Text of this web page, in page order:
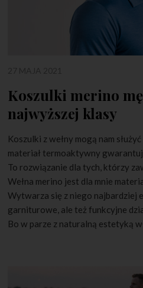
Koszulki merino
najwyższej klasy
Koszulki z wełny mogą nam
materiał termoaktywny
To rozwiązanie dla tych, którzy
Wełna merino jest dla mnie
Wytwarza się z niego najbardziej
garniturowe, ale też funkcyjne
Bo w parze z naturalną estetyką